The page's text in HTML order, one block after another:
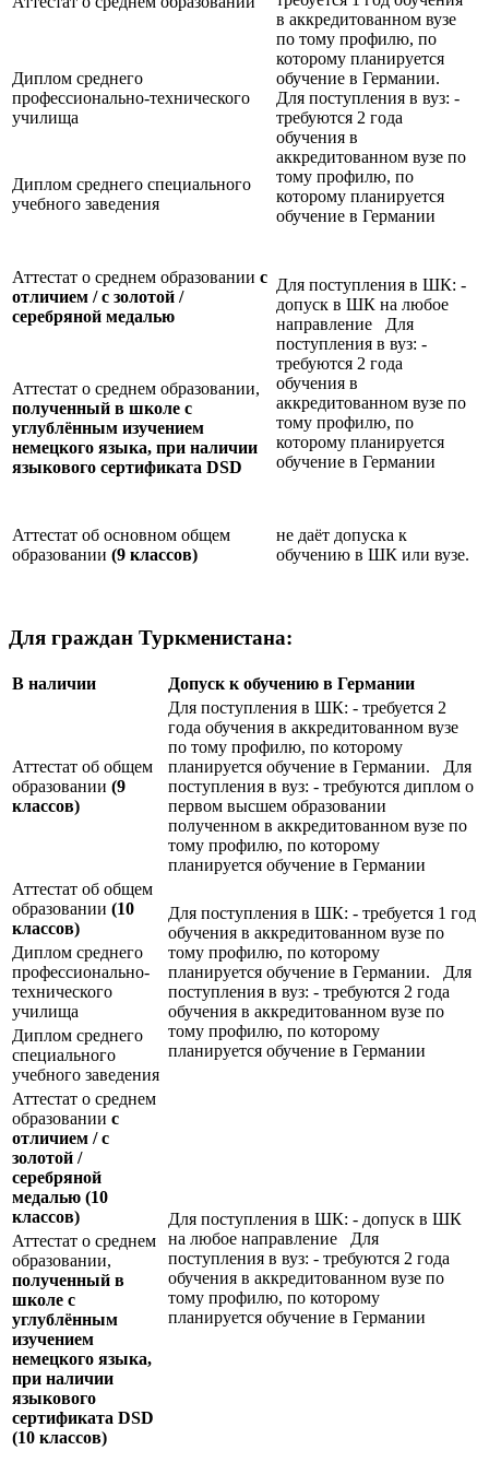
в аккредитованном вузе
по тому профилю, по
которому планируется
обучение в Германии.
Для поступления в вуз: -
требуются 2 года
обучения в
аккредитованном вузе по
тому профилю, по
которому планируется
обучение в Германии
Диплом среднего
профессионально-технического
училища
Диплом среднего специального
учебного заведения
Аттестат о среднем образовании с
отличием / с золотой /
серебряной медалью
Для поступления в ШК: -
допуск в ШК на любое
направление Для
поступления в вуз: -
требуются 2 года
обучения в
аккредитованном вузе по
тому профилю, по
которому планируется
обучение в Германии
Аттестат о среднем образовании,
полученный в школе с
углублённым изучением
немецкого языка, при наличии
языкового сертификата DSD
Аттестат об основном общем
образовании (9 классов)
не даёт допуска к
обучению в ШК или вузе.
Для граждан Туркменистана:
В наличии Допуск к обучению в Германии
Аттестат об общем
образовании (9
классов)
Для поступления в ШК: - требуется 2
года обучения в аккредитованном вузе
по тому профилю, по которому
планируется обучение в Германии. Для
поступления в вуз: - требуются диплом о
первом высшем образовании
полученном в аккредитованном вузе по
тому профилю, по которому
планируется обучение в Германии
Аттестат об общем
образовании (10
классов)
Для поступления в ШК: - требуется 1 год
обучения в аккредитованном вузе по
тому профилю, по которому
планируется обучение в Германии. Для
поступления в вуз: - требуются 2 года
обучения в аккредитованном вузе по
тому профилю, по которому
планируется обучение в Германии
Диплом среднего
профессионально-
технического
училища
Диплом среднего
специального
учебного заведения
Аттестат о среднем
образовании с
отличием / с
золотой /
серебряной
медалью (10
классов)
Для поступления в ШК: - допуск в ШК
на любое направление Для
поступления в вуз: - требуются 2 года
обучения в аккредитованном вузе по
тому профилю, по которому
планируется обучение в Германии
Аттестат о среднем
образовании,
полученный в
школе с
углублённым
изучением
немецкого языка,
при наличии
языкового
сертификата DSD
(10 классов)